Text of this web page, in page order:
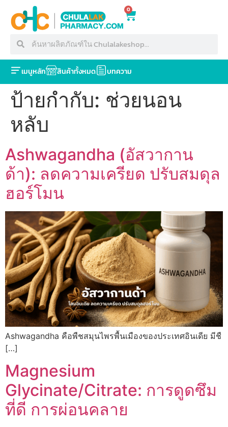
0
เมนูหลัก สินค้าทั้งหมด บทความ
ป้ายกำกับ: ช่วยนอน
หลับ
Ashwagandha (อัสวากาน
ด้า): ลดความเครียด ปรับสมดุล
ฮอร์โมน
Ashwagandha คือพืชสมุนไพรพื้นเมืองของประเทศอินเดีย มีชื
[…]
Magnesium
Glycinate/Citrate: การดูดซึม
ที่ดี การผ่อนคลาย